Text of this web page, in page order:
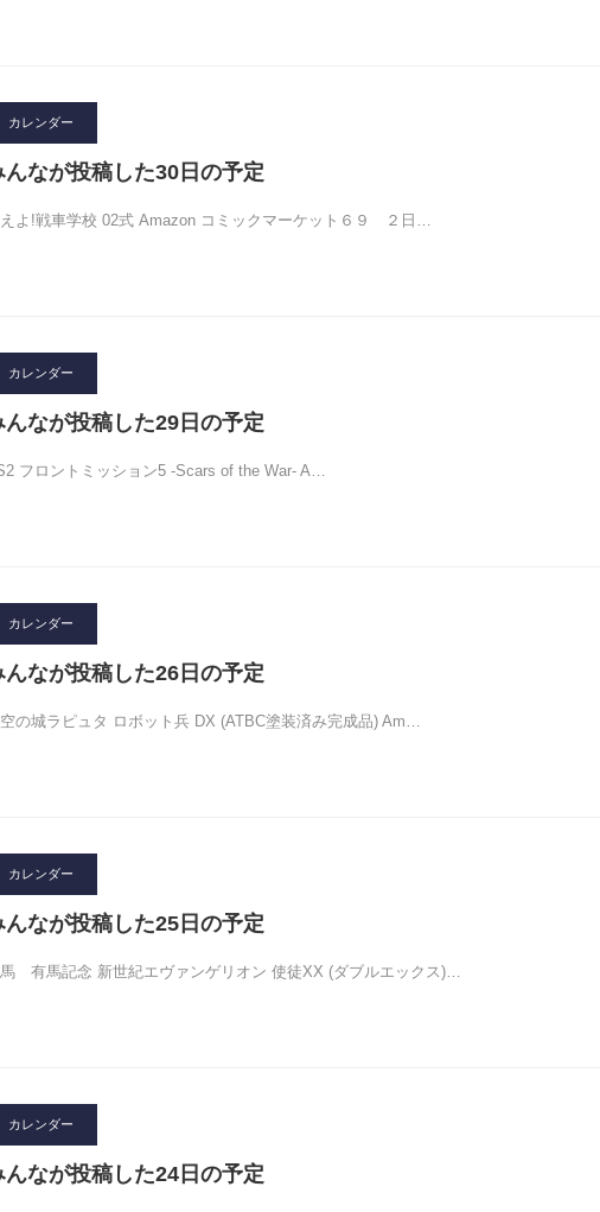
カレンダー
んなが投稿した30日の予定
よ!戦車学校 02式 Amazon コミックマーケット６９ ２日…
カレンダー
んなが投稿した29日の予定
フロントミッション5 -Scars of the War- A…
カレンダー
んなが投稿した26日の予定
の城ラピュタ ロボット兵 DX (ATBC塗装済み完成品) Am…
カレンダー
んなが投稿した25日の予定
有馬記念 新世紀エヴァンゲリオン 使徒XX (ダブルエックス)…
カレンダー
んなが投稿した24日の予定